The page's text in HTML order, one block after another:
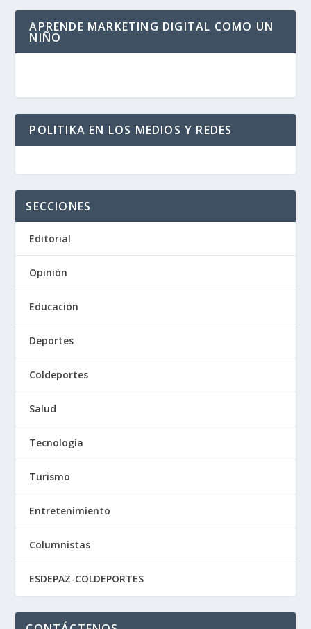
APRENDE MARKETING DIGITAL COMO UN
NIÑO
POLITIKA EN LOS MEDIOS Y REDES
SECCIONES
Editorial
Opinión
Educación
Deportes
Coldeportes
Salud
Tecnología
Turismo
Entretenimiento
Columnistas
ESDEPAZ-COLDEPORTES